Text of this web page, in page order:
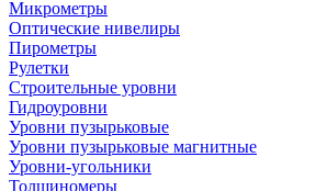
Микрометры
Оптические нивелиры
Пирометры
Рулетки
Строительные уровни
Гидроуровни
Уровни пузырьковые
Уровни пузырьковые магнитные
Уровни-угольники
Толщиномеры